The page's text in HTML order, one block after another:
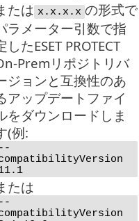
たは x.x.x.x の形式で
ラメーター引数で指
したESET PROTECT
Premリポジトリバ
ジョンと互換性のあ
アップデートファイ
をダウンロードしま
(例:
--
たは
--